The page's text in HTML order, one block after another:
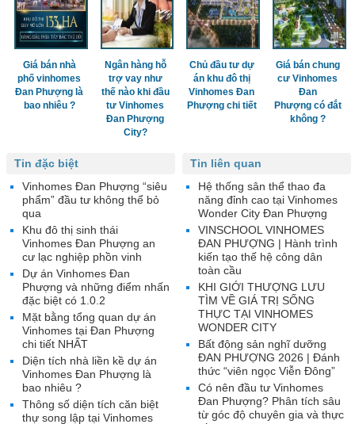
Giá bán nhà
phố vinhomes
Đan Phượng là
bao nhiêu ?
Ngân hàng hỗ
trợ vay như
thế nào khi đầu
tư Vinhomes
Đan Phượng
City?
Chủ đầu tư dự
án khu đô thị
Vinhomes Đan
Phượng chi tiết
Giá bán chung
cư Vinhomes
Đan
Phượng có đắt
không ?
Tin liên quan
Hệ thống sân thể thao đa
năng đỉnh cao tại Vinhomes
Wonder City Đan Phượng
VINSCHOOL VINHOMES
ĐAN PHƯỢNG | Hành trình
kiến tạo thế hệ công dân
toàn cầu
KHI GIỚI THƯỢNG LƯU
TÌM VỀ GIÁ TRỊ SỐNG
THỰC TẠI VINHOMES
WONDER CITY
Bất động sản nghĩ dưỡng
ĐAN PHƯỢNG 2026 | Đánh
thức “viên ngọc Viễn Đông”
Có nên đầu tư Vinhomes
Đan Phượng? Phân tích sâu
từ góc độ chuyên gia và thực
Tin đặc biệt
Vinhomes Đan Phượng “siêu
phẩm” đầu tư không thể bỏ
qua
Khu đô thị sinh thái
Vinhomes Đan Phượng an
cư lạc nghiệp phồn vinh
Dự án Vinhomes Đan
Phượng và những điểm nhấn
đặc biệt có 1.0.2
Mặt bằng tổng quan dự án
Vinhomes tại Đan Phượng
chi tiết NHẤT
Diện tích nhà liền kề dự án
Vinhomes Đan Phượng là
bao nhiêu ?
Thông số diện tích căn biệt
thự song lập tại Vinhomes